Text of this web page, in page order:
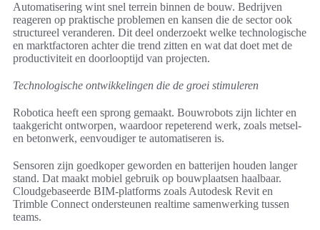
Automatisering wint snel terrein binnen de bouw. Bedrijven
reageren op praktische problemen en kansen die de sector ook
structureel veranderen. Dit deel onderzoekt welke technologische
en marktfactoren achter die trend zitten en wat dat doet met de
productiviteit en doorlooptijd van projecten.
Technologische ontwikkelingen die de groei stimuleren
Robotica heeft een sprong gemaakt. Bouwrobots zijn lichter en
taakgericht ontworpen, waardoor repeterend werk, zoals metsel-
en betonwerk, eenvoudiger te automatiseren is.
Sensoren zijn goedkoper geworden en batterijen houden langer
stand. Dat maakt mobiel gebruik op bouwplaatsen haalbaar.
Cloudgebaseerde BIM-platforms zoals Autodesk Revit en
Trimble Connect ondersteunen realtime samenwerking tussen
teams.